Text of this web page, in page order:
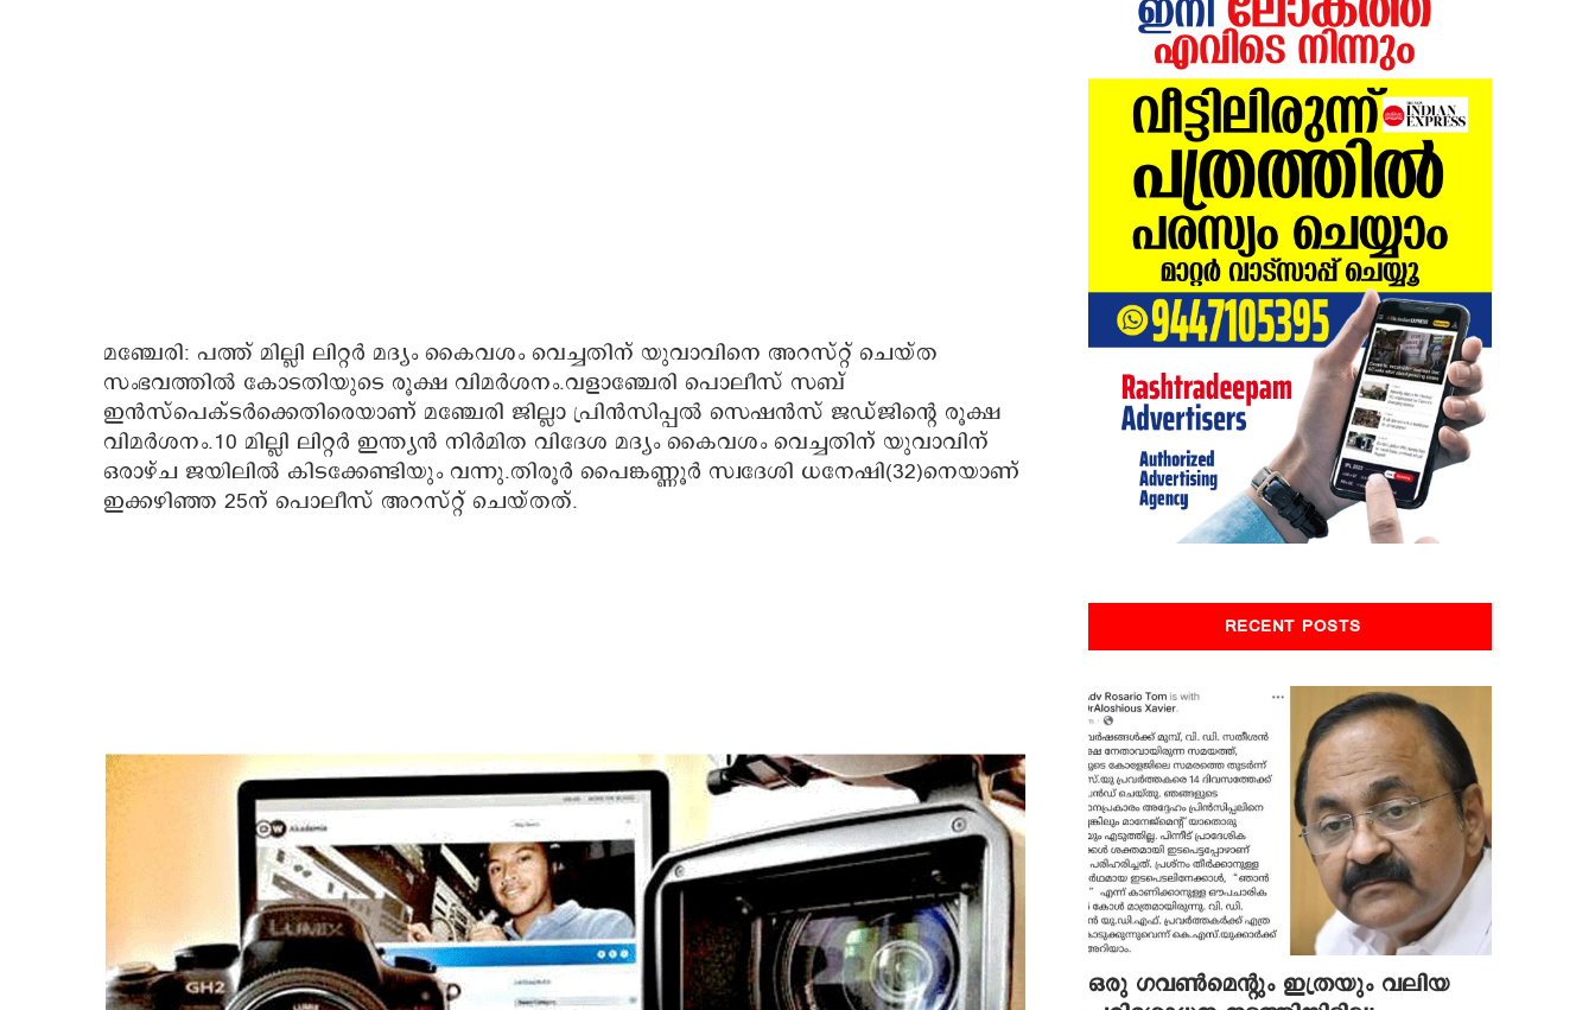
മഞ്ചേരി: പത്ത് മില്ലി ലിറ്റർ മദ്യം കൈവശം വെച്ചതിന് യുവാവിനെ അറസ്റ്റ് ചെയ്‌ത
സംഭവത്തിൽ കോടതിയുടെ രൂക്ഷ വിമർശനം.വളാഞ്ചേരി പൊലീസ് സബ്
ഇൻസ്പെക്ടർക്കെതിരെയാണ് മഞ്ചേരി ജില്ലാ പ്രിൻസിപ്പൽ സെഷൻസ് ജഡ്‌ജിന്റെ രൂക്ഷ
വിമർശനം.10 മില്ലി ലിറ്റർ ഇന്ത്യൻ നിർമിത വിദേശ മദ്യം കൈവശം വെച്ചതിന് യുവാവിന്
ഒരാഴ്ച ജയിലിൽ കിടക്കേണ്ടിയും വന്നു.തിരൂർ പൈങ്കണ്ണൂർ സ്വദേശി ധനേഷി(32)നെയാണ്
ഇക്കഴിഞ്ഞ 25ന് പൊലീസ് അറസ്റ്റ് ചെയ്തത്.
RECENT POSTS
ഒരു ഗവൺമെന്റും ഇത്രയും വലിയ